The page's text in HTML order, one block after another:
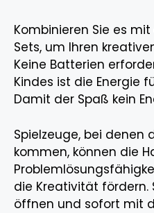
Kombinieren Sie es mit
Sets, um Ihren
Keine Batterien
Kindes ist die Energie
Damit der Spaß kein
Spielzeuge, bei denen
kommen, können die
die Kreativität fördern.
öffnen und sofort mit